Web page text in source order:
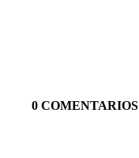
0 COMENTARIOS